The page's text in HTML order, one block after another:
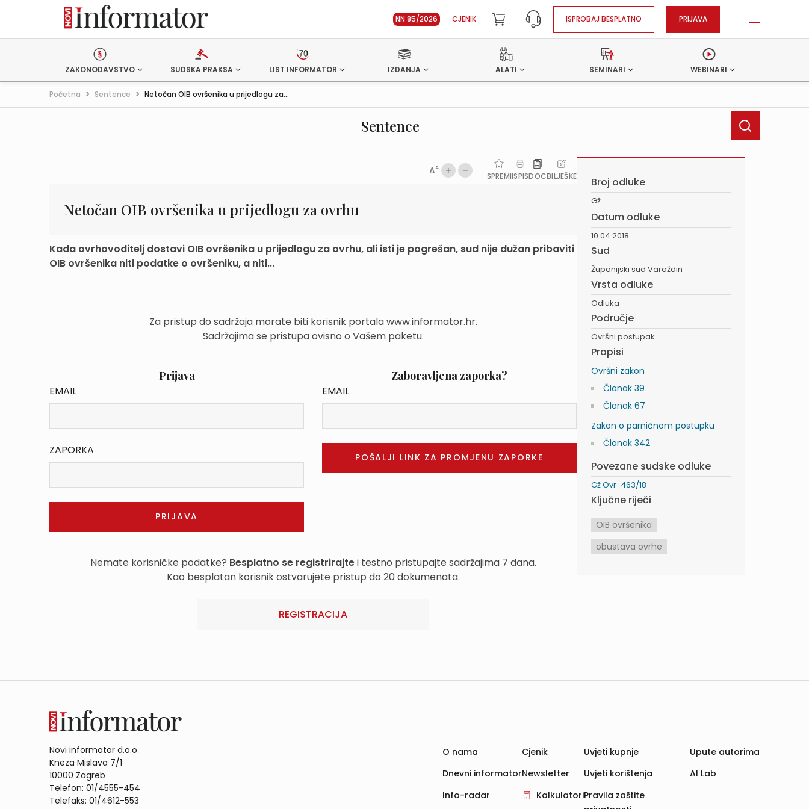
NN 85/2026 CJENIK ISPROBAJ BESPLATNO PRIJAVA
ZAKONODAVSTVO SUDSKA PRAKSA LIST INFORMATOR IZDANJA ALATI SEMINARI WEBINARI
Početna > Sentence > Netočan OIB ovršenika u prijedlogu za...
Sentence
AA
SPREMIISPISDOCBILJEŠKE
Netočan OIB ovršenika u prijedlogu za ovrhu
Kada ovrhovoditelj dostavi OIB ovršenika u prijedlogu za ovrhu, ali isti je pogrešan, sud nije dužan pribaviti
OIB ovršenika niti podatke o ovršeniku, a niti...
Za pristup do sadržaja morate biti korisnik portala www.informator.hr.
Sadržajima se pristupa ovisno o Vašem paketu.
Prijava
EMAIL
ZAPORKA
Zaboravljena zaporka?
EMAIL
Nemate korisničke podatke? Besplatno se registrirajtei testno pristupajte sadržajima 7 dana.
Kao besplatan korisnik ostvarujete pristup do 20 dokumenata.
REGISTRACIJA
Broj odluke
Gž ...
Datum odluke
10.04.2018.
Sud
Županijski sud Varaždin
Vrsta odluke
Odluka
Područje
Ovršni postupak
Propisi
Ovršni zakon
Članak 39
Članak 67
Zakon o parničnom postupku
Članak 342
Povezane sudske odluke
Gž Ovr-463/18
Ključne riječi
OIB ovršenika
obustava ovrhe
Novi informator d.o.o.
Kneza Mislava 7/1
10000 Zagreb
Telefon: 01/4555-454
Telefaks: 01/4612-553
O nama
Dnevni informator
Info-radar
Cjenik
Newsletter
Kalkulatori
Uvjeti kupnje
Uvjeti korištenja
Pravila zaštite
Upute autorima
AI Lab